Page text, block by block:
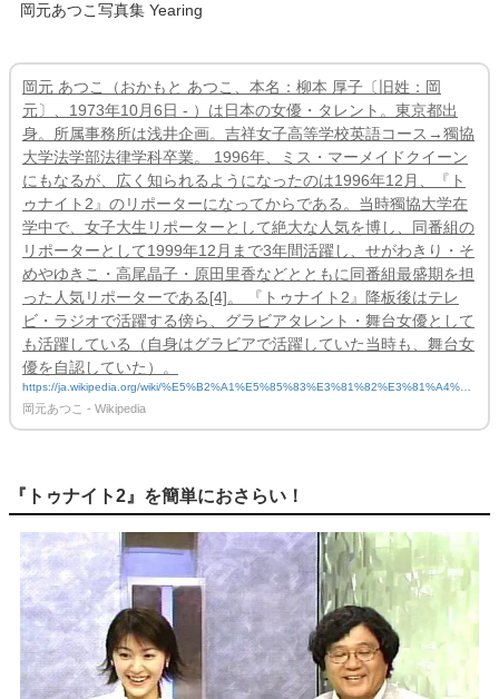
岡元あつこ写真集 Yearing
岡元 あつこ（おかもと あつこ、本名：柳本 厚子〔旧姓：岡
元〕、1973年10月6日 - ）は日本の女優・タレント。東京都出
身。所属事務所は浅井企画。吉祥女子高等学校英語コース→獨協
大学法学部法律学科卒業。 1996年、ミス・マーメイドクイーン
にもなるが、広く知られるようになったのは1996年12月、『ト
ゥナイト2』のリポーターになってからである。当時獨協大学在
学中で、女子大生リポーターとして絶大な人気を博し、同番組の
リポーターとして1999年12月まで3年間活躍し、せがわきり・そ
めやゆきこ・高尾晶子・原田里香などとともに同番組最盛期を担
った人気リポーターである[4]。 『トゥナイト2』降板後はテレ
ビ・ラジオで活躍する傍ら、グラビアタレント・舞台女優として
も活躍している（自身はグラビアで活躍していた当時も、舞台女
優を自認していた）。
https://ja.wikipedia.org/wiki/%E5%B2%A1%E5%85%83%E3%81%82%E3%81%A4%E
3%81%93
岡元あつこ - Wikipedia
『トゥナイト2』を簡単におさらい！